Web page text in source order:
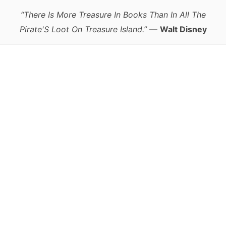
“There Is More Treasure In Books Than In All The
Pirate'S Loot On Treasure Island.”— Walt Disney